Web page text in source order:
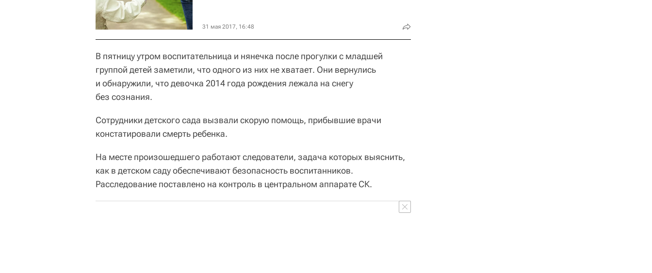
31 мая 2017, 16:48
В пятницу утром воспитательница и нянечка после прогулки с младшей
группой детей заметили, что одного из них не хватает. Они вернулись
и обнаружили, что девочка 2014 года рождения лежала на снегу
без сознания.
Сотрудники детского сада вызвали скорую помощь, прибывшие врачи
констатировали смерть ребенка.
На месте произошедшего работают следователи, задача которых выяснить,
как в детском саду обеспечивают безопасность воспитанников.
Расследование поставлено на контроль в центральном аппарате СК.